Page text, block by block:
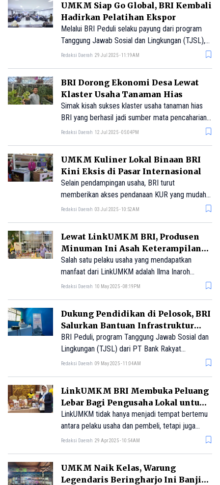
UMKM Siap Go Global, BRI Kembali
Hadirkan Pelatihan Ekspor
Melalui BRI Peduli selaku payung dari program
Tanggung Jawab Sosial dan Lingkungan (TJSL),
BRI kembali menyelenggarakan kegiatan
BRI.
Redaksi Daerah 29 Jul 2025 - 11:19AM
BRI Dorong Ekonomi Desa Lewat
Klaster Usaha Tanaman Hias
Simak kisah sukses klaster usaha tanaman hias
BRI yang berhasil jadi sumber mata pencaharian
warga setempat.
Redaksi Daerah 12 Jul 2025 - 05:04PM
UMKM Kuliner Lokal Binaan BRI
Kini Eksis di Pasar Internasional
Selain pendampingan usaha, BRI turut
memberikan akses pendanaan KUR yang mudah
didapatkan. BRI tidak hanya mendukung kegiatan
Redaksi Daerah 03 Jul 2025 - 10:52AM
Lewat LinkUMKM BRI, Produsen
Minuman Ini Asah Keterampilan
dan Ekspansi Usaha
Salah satu pelaku usaha yang mendapatkan
manfaat dari LinkUMKM adalah Ilma Inaroh
Azizah, yaitu seorang pengusaha minuman segar
manfaat dari LinkUMKM adalah Ilma Inaroh
Azizah, yaitu seorang pengusaha minuman segar
dan kaya manfaat asal Serang, Provinsi Banten.
Redaksi Daerah 10 May 2025 - 08:19PM
Dukung Pendidikan di Pelosok, BRI
Salurkan Bantuan Infrastruktur
Teknologi dan Akses Internet di
Daerah 3T
BRI Peduli, program Tanggung Jawab Sosial dan
Lingkungan (TJSL) dari PT Bank Rakyat
Indonesia (Persero) Tbk, menginisiasi penyaluran
Kabupaten Lombok Utara, Nusa Tenggara Barat.
Redaksi Daerah 09 May 2025 - 11:04AM
LinkUMKM BRI Membuka Peluang
Lebar Bagi Pengusaha Lokal untuk
Perluas Pasar
LinkUMKM tidak hanya menjadi tempat bertemu
antara pelaku usaha dan pembeli, tetapi juga
menjadi ruang kolaborasi yang mendorong
Redaksi Daerah 29 Apr 2025 - 10:54AM
UMKM Naik Kelas, Warung
Legendaris Beringharjo Ini Banjir